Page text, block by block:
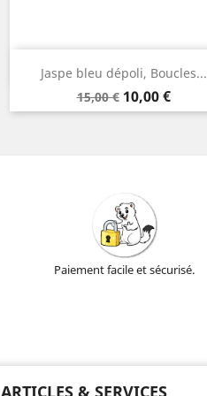
Jaspe bleu dépoli, Boucles...
Prix
de
15,00 € Prix
10,00 €
Aperçu rapide
Argent
Paiement facile et sécurisé.
ARTICLES & SERVICES